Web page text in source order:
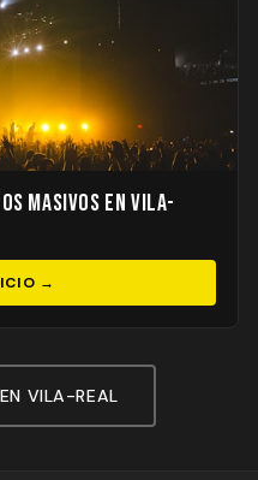
Masivos en Vila-
→
VILA-REAL